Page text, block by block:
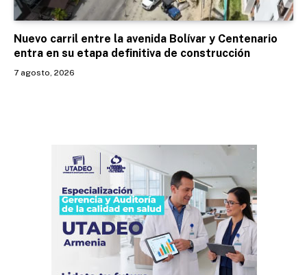
Nuevo carril entre la avenida Bolívar y Centenario
entra en su etapa definitiva de construcción
7 agosto, 2026